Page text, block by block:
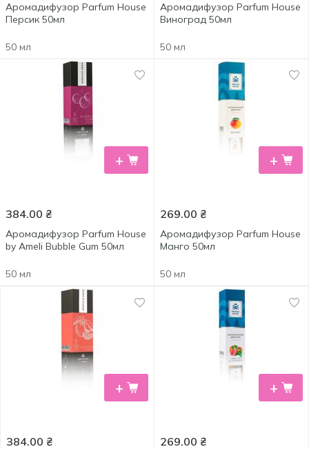
Аромадифузор Parfum House
Персик 50мл
50 мл
Аромадифузор Parfum House
Виноград 50мл
50 мл
+
384.00 ₴
Аромадифузор Parfum House
by Ameli Bubble Gum 50мл
50 мл
+
269.00 ₴
Аромадифузор Parfum House
Манго 50мл
50 мл
+
384.00 ₴
+
269.00 ₴